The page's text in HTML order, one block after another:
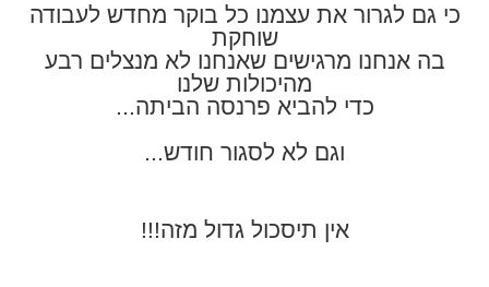
כי גם לגרור את עצמנו כל בוקר מחדש לעבודה
שוחקת
בה אנחנו מרגישים שאנחנו לא מנצלים רבע
מהיכולות שלנו
כדי להביא פרנסה הביתה...
וגם לא לסגור חודש...
אין תיסכול גדול מזה!!!